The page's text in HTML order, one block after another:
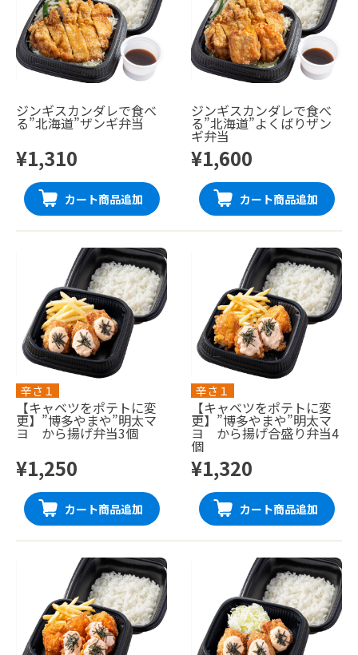
ジンギスカンダレで食べ
る”北海道”ザンギ弁当
¥1,310
カート商品追加
ジンギスカンダレで食べ
る”北海道”よくばりザン
ギ弁当
¥1,600
カート商品追加
辛さ１
【キャベツをポテトに変
更】”博多やまや”明太マ
ヨ から揚げ弁当3個
¥1,250
カート商品追加
辛さ１
【キャベツをポテトに変
更】”博多やまや”明太マ
ヨ から揚げ合盛り弁当4
個
¥1,320
カート商品追加